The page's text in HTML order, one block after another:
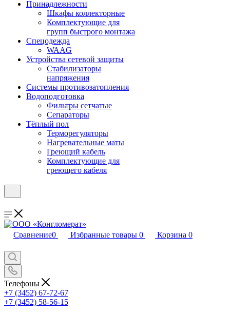
Принадлежности
Шкафы коллекторные
Комплектующие для
групп быстрого монтажа
Спецодежда
WAAG
Устройства сетевой защиты
Стабилизаторы
напряжения
Системы противозатопления
Водоподготовка
Фильтры сетчатые
Сепараторы
Тёплый пол
Терморегуляторы
Нагревательные маты
Греющий кабель
Комплектующие для
греющего кабеля
Сравнение0 Избранные товары 0 Корзина 0
Телефоны
+7 (3452) 67-72-67
+7 (3452) 58-56-15